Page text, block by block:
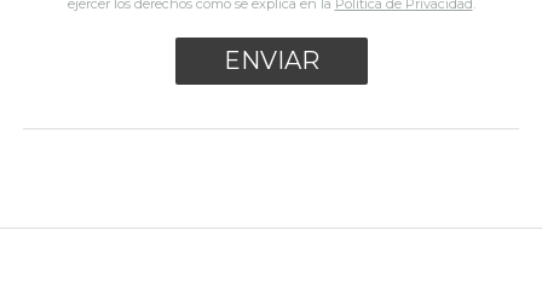
ejercer los derechos como se explica en la Política de Privacidad.